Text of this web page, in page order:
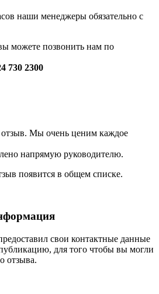
наши менеджеры обязательно с
можете позвонить нам по
730 2300
отзыв. Мы очень ценим каждое
напрямую руководителю.
появится в общем списке.
свои контактные данные
для того чтобы вы могли
отзыва.